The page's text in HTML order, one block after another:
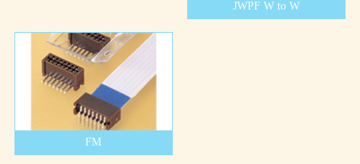
JWPF W to W
FM